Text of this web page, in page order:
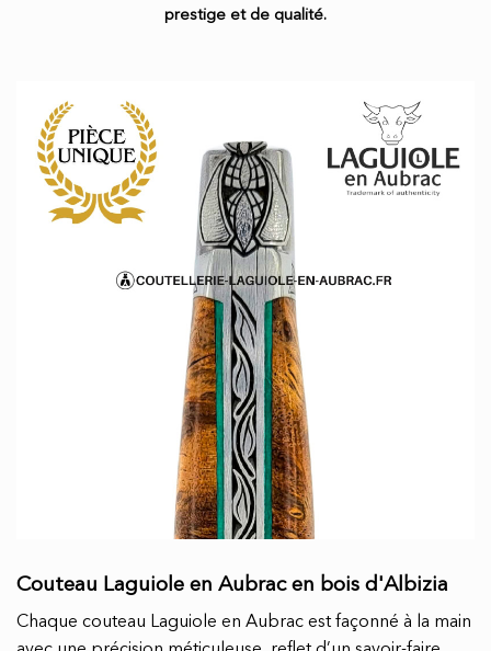
prestige et de qualité.
Couteau Laguiole en Aubrac en bois d'Albizia
Chaque couteau Laguiole en Aubrac est façonné à la main